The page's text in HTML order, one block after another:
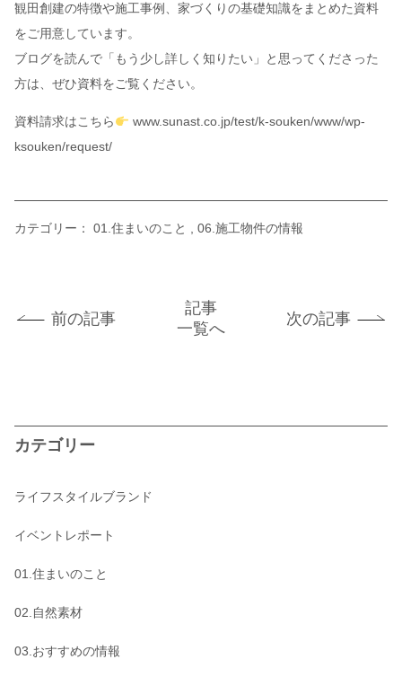
観田創建の特徴や施工事例、家づくりの基礎知識をまとめた資料
をご用意しています。
ブログを読んで「もう少し詳しく知りたい」と思ってくださった
方は、ぜひ資料をご覧ください。
資料請求はこちら
www.sunast.co.jp/test/k-souken/www/wp-
ksouken/request/
カテゴリー： 01.住まいのこと 06.施工物件の情報
前の記事
記事
一覧へ
次の記事
カテゴリー
ライフスタイルブランド
イベントレポート
01.住まいのこと
02.自然素材
03.おすすめの情報